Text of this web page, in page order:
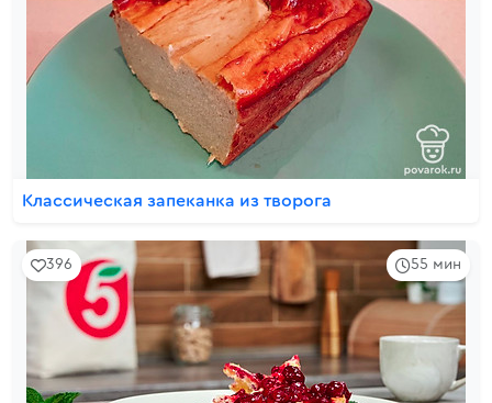
Классическая запеканка из творога
55 мин
396